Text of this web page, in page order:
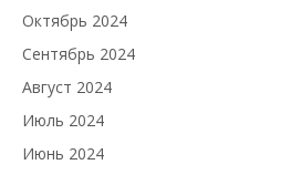
Октябрь 2024
Сентябрь 2024
Август 2024
Июль 2024
Июнь 2024